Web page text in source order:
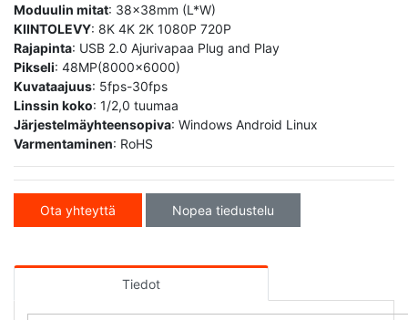
Moduulin mitat: 38x38mm (L*W)
KIINTOLEVY: 8K 4K 2K 1080P 720P
Rajapinta: USB 2.0 Ajurivapaa Plug and Play
Pikseli: 48MP(8000x6000)
Kuvataajuus: 5fps-30fps
Linssin koko: 1/2,0 tuumaa
Järjestelmäyhteensopiva: Windows Android Linux
Varmentaminen: RoHS
Ota yhteyttä Nopea tiedustelu
Tiedot